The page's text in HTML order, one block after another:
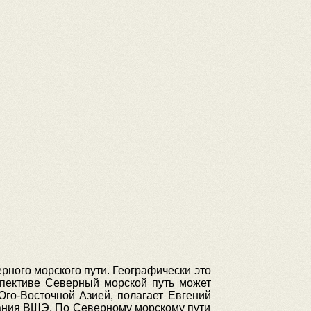
морского пути. Географически это
Северный морской путь может
Восточной Азией, полагает Евгений
ВШЭ. По Северному морскому пути